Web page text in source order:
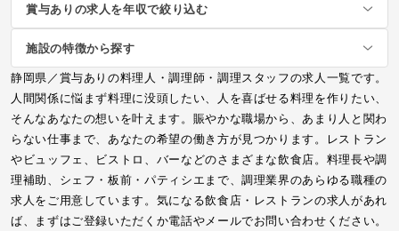
賞与ありの求人を年収で絞り込む
施設の特徴から探す
静岡県／賞与ありの料理人・調理師・調理スタッフの求人一覧です。
人間関係に悩まず料理に没頭したい、人を喜ばせる料理を作りたい、
そんなあなたの想いを叶えます。賑やかな職場から、あまり人と関わ
らない仕事まで、あなたの希望の働き方が見つかります。レストラン
やビュッフェ、ビストロ、バーなどのさまざまな飲食店。料理長や調
理補助、シェフ・板前・パティシエまで、調理業界のあらゆる職種の
求人をご用意しています。気になる飲食店・レストランの求人があれ
ば、まずはご登録いただくか電話やメールでお問い合わせください。